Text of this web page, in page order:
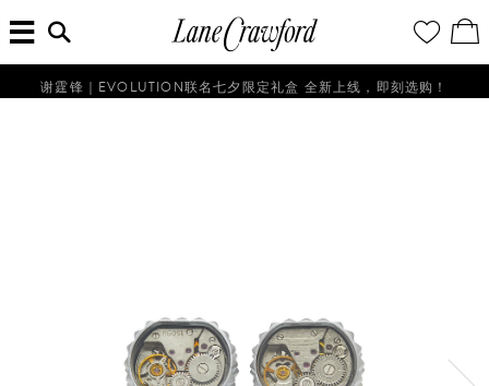
探
的
愿
望
清
单
看
／
修
购
单
入
搜
索
信
息...
谢霆锋｜EVOLUTION联名七夕限定礼盒 全新上线，即刻选购！